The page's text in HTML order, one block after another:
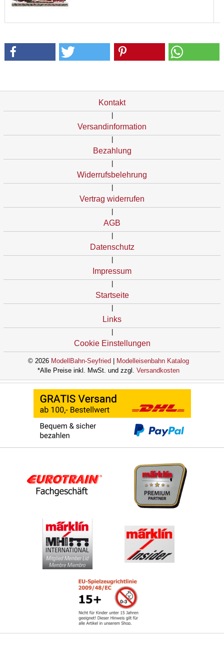
Kontakt
Versandinformation
Bezahlung
Widerrufsbelehrung
Vertrag widerrufen
AGB
Datenschutz
Impressum
Startseite
Links
Cookie Einstellungen
© 2026 ModellBahn-Seyfried
Modelleisenbahn Katalog
*Alle Preise inkl. MwSt. und zzgl. Versandkosten